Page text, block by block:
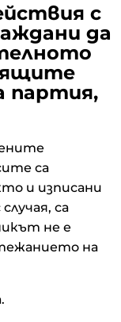
с
да
партия,
са
и изписани
са
не е
на